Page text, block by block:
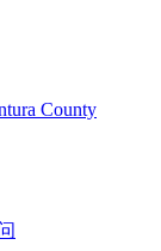
County